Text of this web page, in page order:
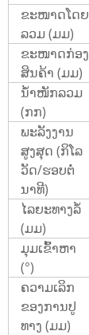
ຂະໜາດໂດຍ
ລວມ (ມມ)
ຂະໜາດກ່ອງ
ສິນຄ້າ (ມມ)
ນ້ຳໜັກລວມ
(ກກ)
ພະລັງງານ
ສູງສຸດ (ກິໂລ
ວັດ/ຮອບຕໍ່
ນາທີ)
ໄລຍະທາງລໍ້
(ມມ)
ມຸມເຂົ້າຫາ
(°)
ຄວາມເລິກ
ຂອງການປູ
ທາງ (ມມ)